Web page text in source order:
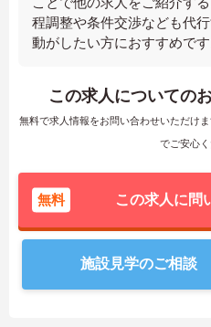
程調整や条件交渉なども代
動がしたい方におすすめです
この求人についての
無料で求人情報をお問い合わせいただけ
でご安心く
無料 この求人に問
施設見学のご相談